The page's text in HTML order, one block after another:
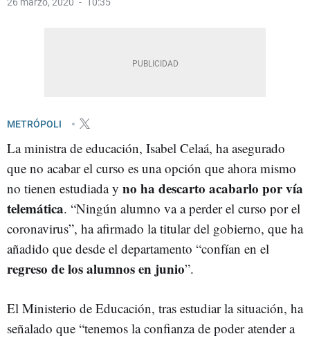
METRÓPOLI
La ministra de educación, Isabel Celaá, ha asegurado
que no acabar el curso es una opción que ahora mismo
no tienen estudiada y no ha descarto acabarlo por vía
telemática. “Ningún alumno va a perder el curso por el
coronavirus”, ha afirmado la titular del gobierno, que ha
añadido que desde el departamento “confían en el
regreso de los alumnos en junio”.
El Ministerio de Educación, tras estudiar la situación, ha
señalado que “tenemos la confianza de poder atender a